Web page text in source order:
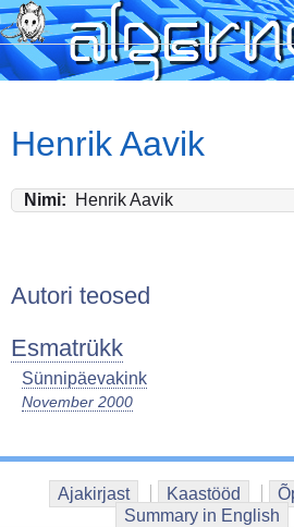
Skip
to
main
content
Henrik Aavik
Nimi Henrik Aavik
Autori teosed
Esmatrükk
Sünnipäevakink
November 2000
Ajakirjast Kaastööd
Summary in English